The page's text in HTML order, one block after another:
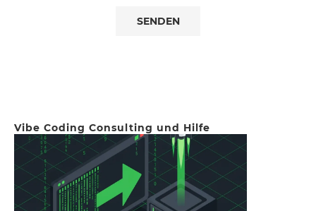
Vibe Coding Consulting und Hilfe